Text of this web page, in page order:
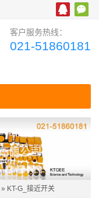
客户服务热线：
021-51860181
» KT-G_接近开关